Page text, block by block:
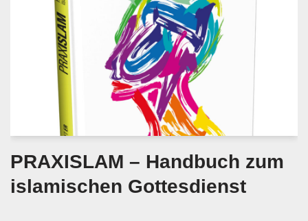
PRAXISLAM – Handbuch zum
islamischen Gottesdienst